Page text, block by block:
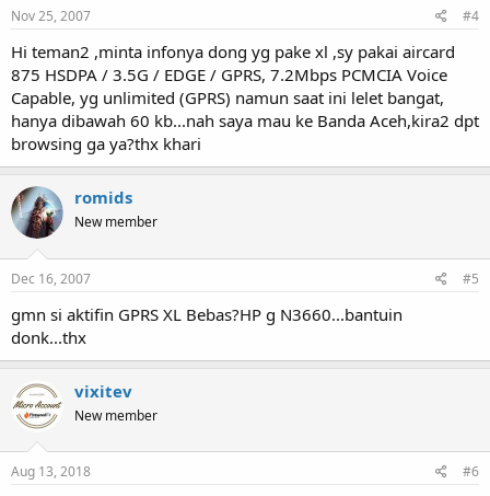
Nov 25, 2007 #4
Hi teman2 ,minta infonya dong yg pake xl ,sy pakai aircard
875 HSDPA / 3.5G / EDGE / GPRS, 7.2Mbps PCMCIA Voice
Capable, yg unlimited (GPRS) namun saat ini lelet bangat,
hanya dibawah 60 kb...nah saya mau ke Banda Aceh,kira2 dpt
browsing ga ya?thx khari
romids
New member
Dec 16, 2007 #5
gmn si aktifin GPRS XL Bebas?HP g N3660...bantuin
donk...thx
vixitev
New member
Aug 13, 2018 #6